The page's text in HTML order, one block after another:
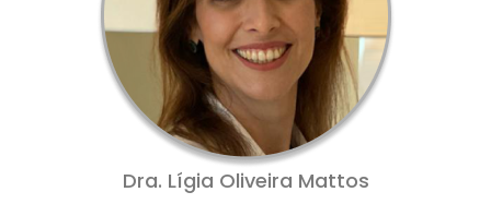
Dra. Lígia Oliveira Mattos